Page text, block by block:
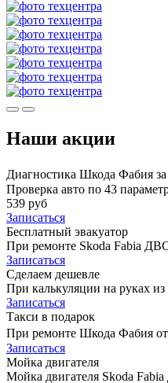
Наши акции
Диагностика Шкода Фабия
Проверка авто по 43
539 руб
Записаться
Бесплатный эвакуатор
При ремонте Skoda Fabia
Записаться
Сделаем дешевле
При калькуляции на руках из
Записаться
Такси в подарок
При ремонте Шкода Фабия от
Записаться
Мойка двигателя
Мойка двигателя Skoda